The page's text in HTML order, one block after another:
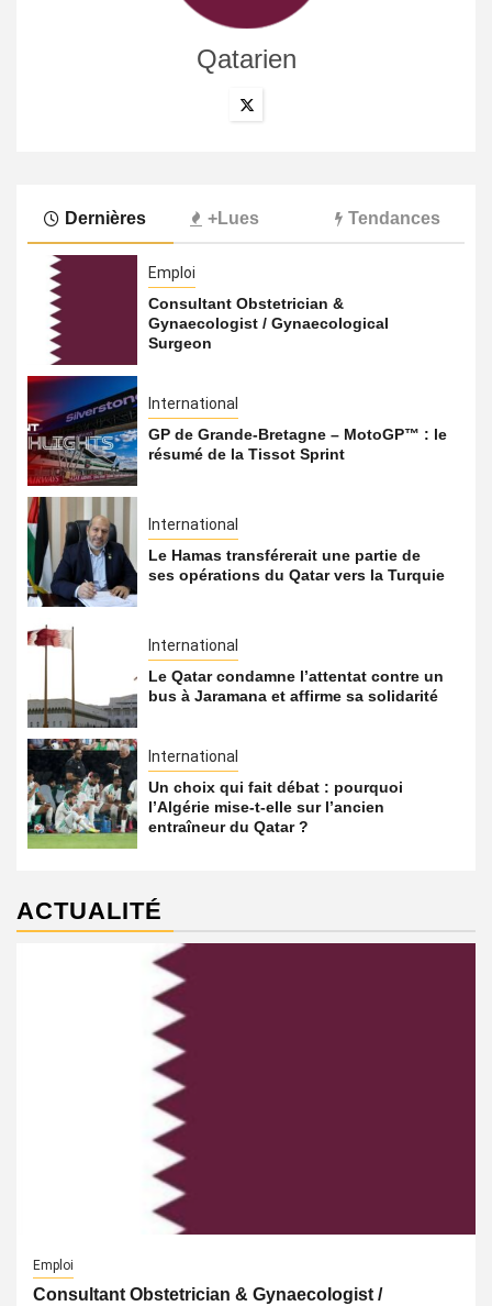
Qatarien
Dernières +Lues Tendances
Emploi
Consultant Obstetrician &
Gynaecologist / Gynaecological
Surgeon
International
GP de Grande-Bretagne – MotoGP™ : le
résumé de la Tissot Sprint
International
Le Hamas transférerait une partie de
ses opérations du Qatar vers la Turquie
International
Le Qatar condamne l’attentat contre un
bus à Jaramana et affirme sa solidarité
International
Un choix qui fait débat : pourquoi
l’Algérie mise-t-elle sur l’ancien
entraîneur du Qatar ?
ACTUALITÉ
Emploi
Consultant Obstetrician & Gynaecologist /